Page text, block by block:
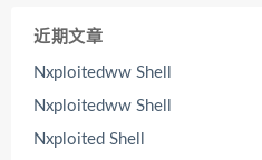
近期文章
Nxploitedww Shell
Nxploitedww Shell
Nxploited Shell